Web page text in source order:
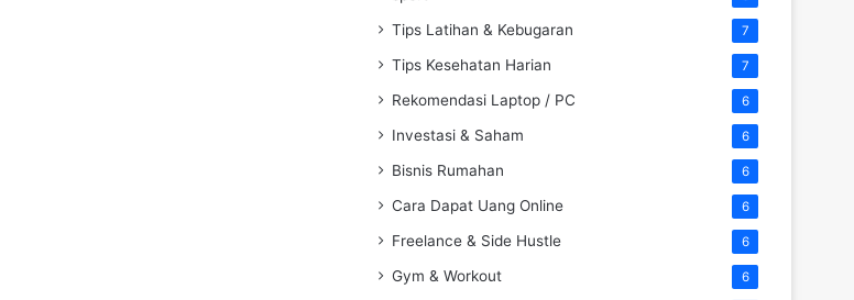
Tips Latihan & Kebugaran 7
Tips Kesehatan Harian 7
Rekomendasi Laptop / PC 6
Investasi & Saham 6
Bisnis Rumahan 6
Cara Dapat Uang Online 6
Freelance & Side Hustle 6
Gym & Workout 6